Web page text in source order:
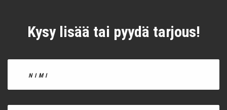
Kysy lisää tai pyydä tarjous!